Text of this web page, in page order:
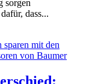
sorgen
dass...